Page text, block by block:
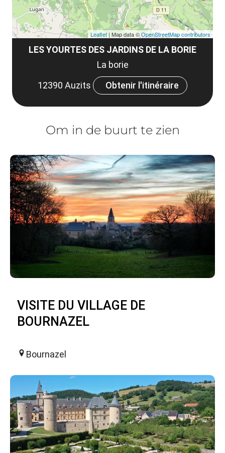
LES YOURTES DES JARDINS DE LA BORIE
La borie
12390 Auzits
Obtenir l'itinéraire
Leaflet | Map data ©OpenStreetMap contributors
Om in de buurt te zien
VISITE DU VILLAGE DE
BOURNAZEL
Bournazel